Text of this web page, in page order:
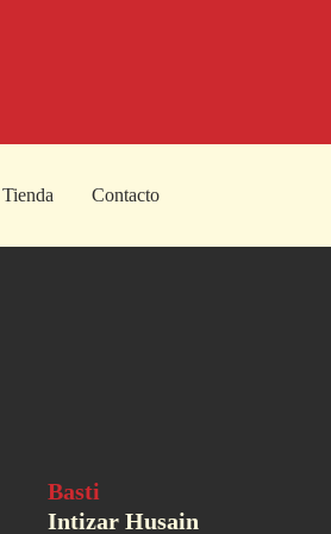
Tienda Contacto
Basti
Intizar Husain